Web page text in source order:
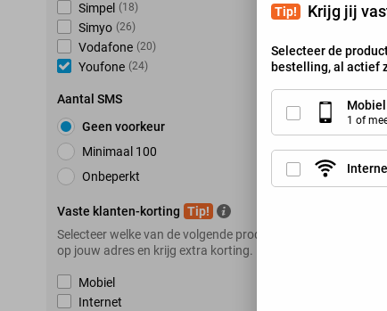
Simpel (18)
Simyo (26)
Vodafone (20)
Youfone (24)
Aantal SMS
Geen voorkeur
Minimaal 100
Onbeperkt
Vaste klanten-korting Tip!
Selecteer welke van de volgende producten je hebt
op jouw adres en krijg extra korting.
Mobiel
Internet
Tip! Krijg jij
Selecteer de
bestelling, al actief
Mobiel
1 of